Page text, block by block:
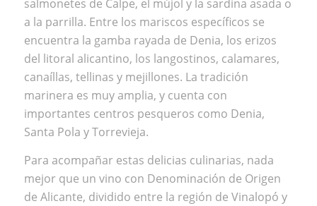
salmonetes de Calpe, el mújol y la sardina asada o
a la parrilla. Entre los mariscos específicos se
encuentra la gamba rayada de Denia, los erizos
del litoral alicantino, los langostinos, calamares,
canaíllas, tellinas y mejillones. La tradición
marinera es muy amplia, y cuenta con
importantes centros pesqueros como Denia,
Santa Pola y Torrevieja.
Para acompañar estas delicias culinarias, nada
mejor que un vino con Denominación de Origen
de Alicante, dividido entre la región de Vinalopó y